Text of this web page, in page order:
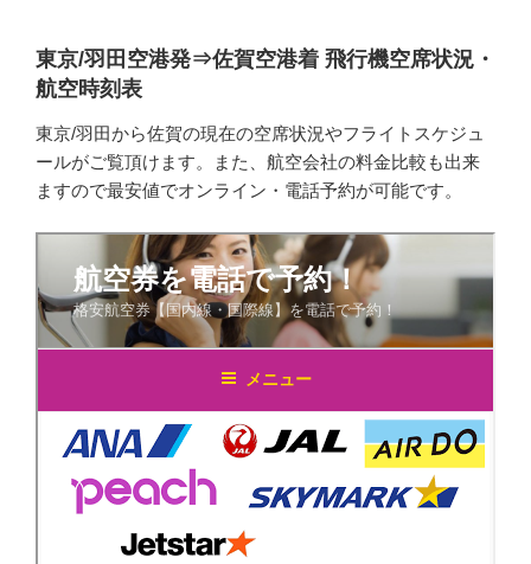
東京/羽田空港発⇒佐賀空港着 飛行機空席状況・
航空時刻表
東京/羽田から佐賀の現在の空席状況やフライトスケジュ
ールがご覧頂けます。また、航空会社の料金比較も出来
ますので最安値でオンライン・電話予約が可能です。